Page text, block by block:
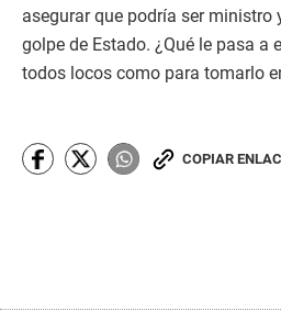
asegurar que podría ser ministro
golpe de Estado. ¿Qué le pasa a
todos locos como para tomarlo
COPIAR